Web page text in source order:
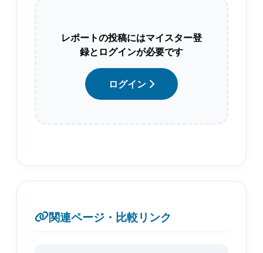
レポートの投稿にはマイスター登
録とログインが必要です
ログイン
関連ページ・比較リンク